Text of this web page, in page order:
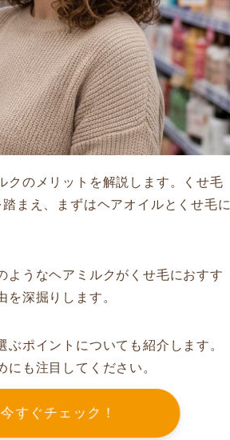
クのメリットを解説します。くせ毛
まえ、まずはヘアオイルとくせ毛に
ようなヘアミルクがくせ毛におすす
深掘りします。
ポイントについても紹介します。
も注目してください。
すぐチェック！